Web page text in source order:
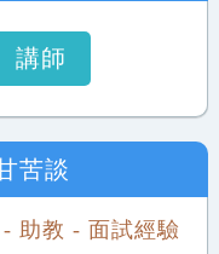
講師
苦談
助教 - 面試經驗